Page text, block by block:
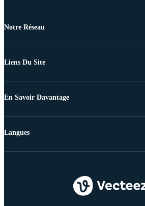
Notre Réseau
Liens Du Site
En Savoir Davantage
Langues